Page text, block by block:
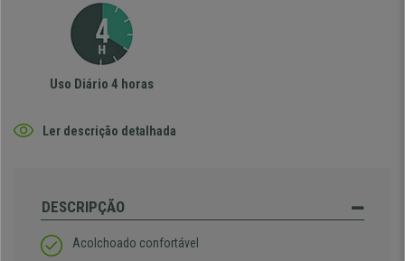
Uso Diário 4 horas
Ler descrição detalhada
DESCRIPÇÃO
Acolchoado confortável